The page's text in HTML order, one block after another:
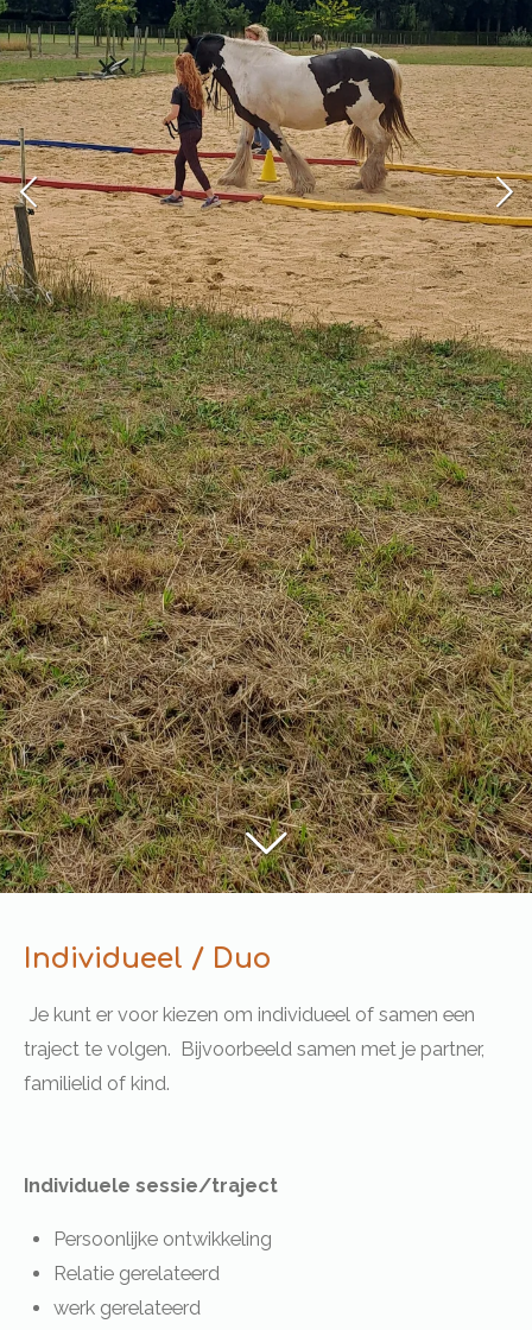
Individueel / Duo
Je kunt er voor kiezen om individueel of samen een
traject te volgen. Bijvoorbeeld samen met je partner,
familielid of kind.
Individuele sessie/traject
Persoonlijke ontwikkeling
Relatie gerelateerd
werk gerelateerd